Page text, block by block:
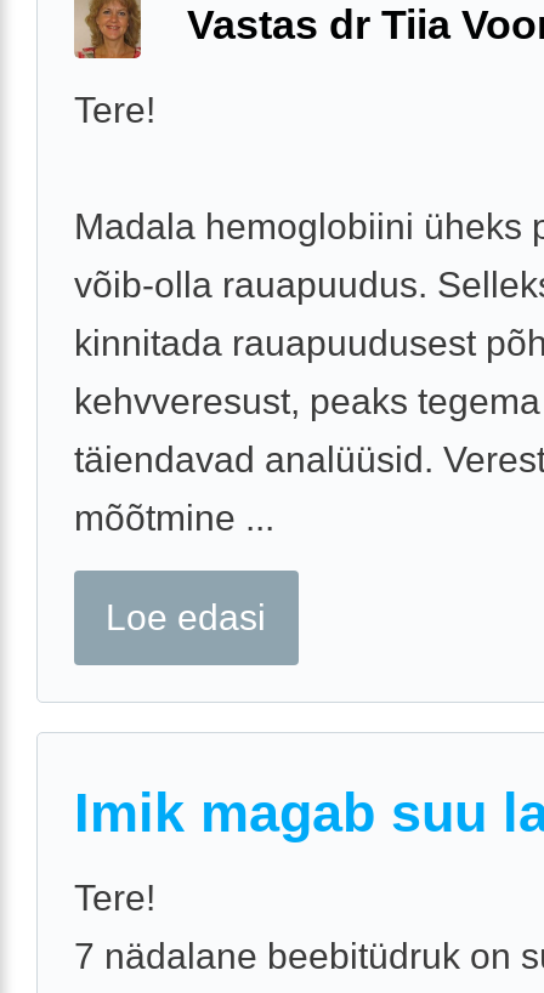
Vastas dr Tiia
Tere!
Madala hemoglobiini üheks
võib-olla rauapuudus.
kinnitada rauapuudusest
kehvveresust, peaks
täiendavad analüüsid.
mõõtmine ...
Loe edasi
Imik magab suu
Tere!
7 nädalane beebitüdruk on